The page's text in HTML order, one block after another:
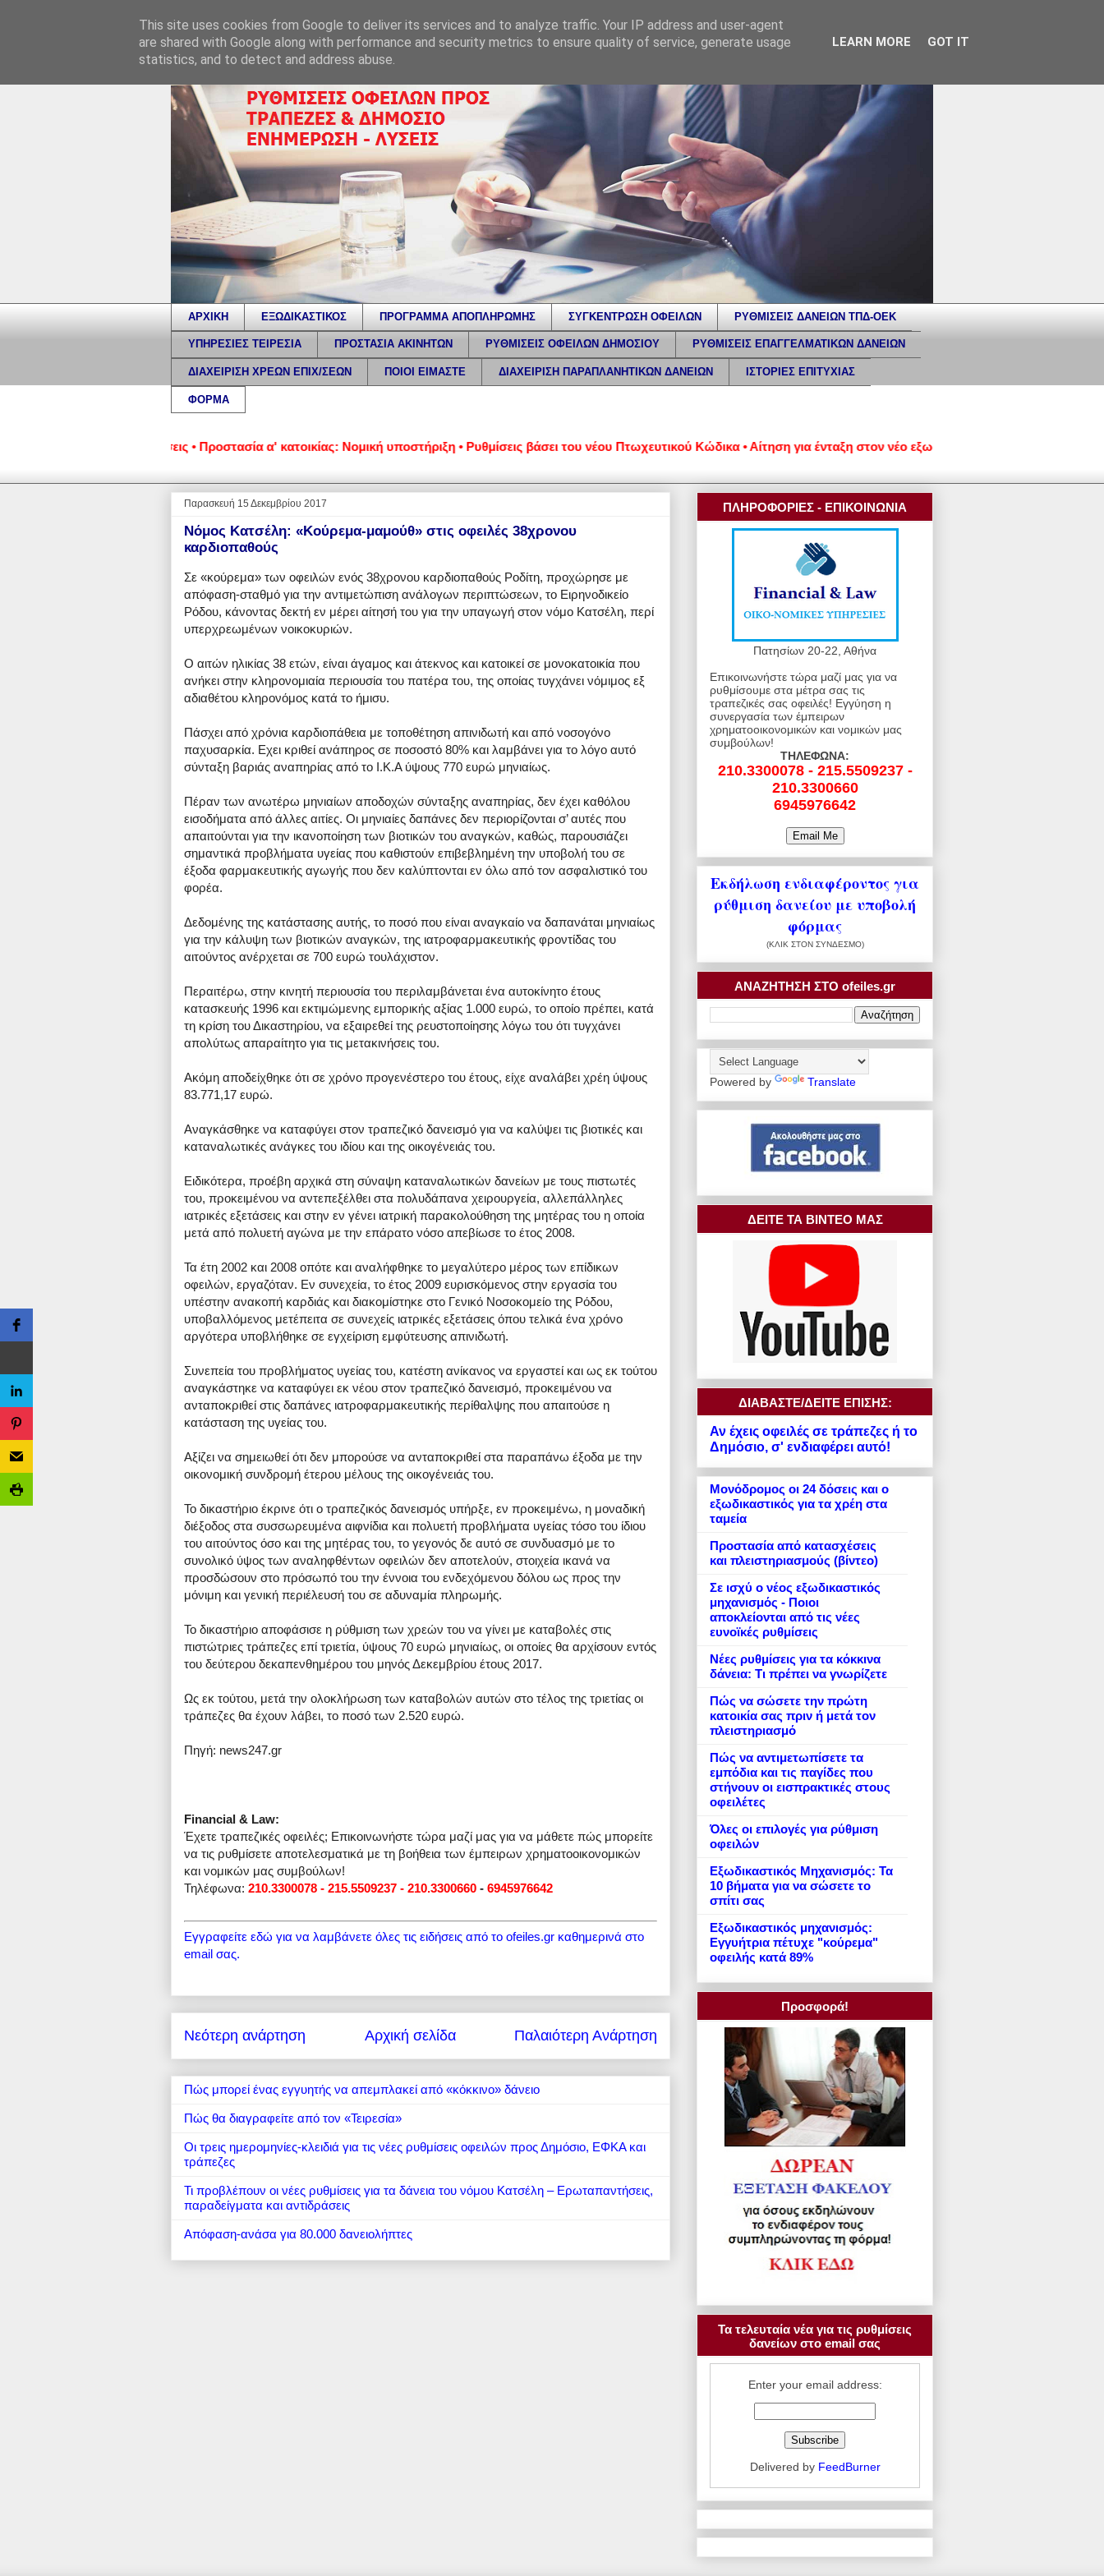
ΑΡΧΙΚΗ ΕΞΩΔΙΚΑΣΤΙΚΟΣ ΠΡΟΓΡΑΜΜΑ ΑΠΟΠΛΗΡΩΜΗΣ ΣΥΓΚΕΝΤΡΩΣΗ ΟΦΕΙΛΩΝ ΡΥΘΜΙΣΕΙΣ ΔΑΝΕΙΩΝ ΤΠΔ-ΟΕΚ
ΥΠΗΡΕΣΙΕΣ ΤΕΙΡΕΣΙΑ ΠΡΟΣΤΑΣΙΑ ΑΚΙΝΗΤΩΝ ΡΥΘΜΙΣΕΙΣ ΟΦΕΙΛΩΝ ΔΗΜΟΣΙΟΥ ΡΥΘΜΙΣΕΙΣ ΕΠΑΓΓΕΛΜΑΤΙΚΩΝ ΔΑΝΕΙΩΝ
ΔΙΑΧΕΙΡΙΣΗ ΧΡΕΩΝ ΕΠΙΧ/ΣΕΩΝ ΠΟΙΟΙ ΕΙΜΑΣΤΕ ΔΙΑΧΕΙΡΙΣΗ ΠΑΡΑΠΛΑΝΗΤΙΚΩΝ ΔΑΝΕΙΩΝ ΙΣΤΟΡΙΕΣ ΕΠΙΤΥΧΙΑΣ
ΦΟΡΜΑ
και επιχειρήσεις • Προστασία α' κατοικίας: Νομική υποστήριξη • Ρυθμίσεις βάσει του νέου Πτωχευτικού Κώδικα • Αίτηση για ένταξη στον νέο εξωδικαστικό μηχανισμό
Παρασκευή 15 Δεκεμβρίου 2017
Νόμος Κατσέλη: «Κούρεμα-μαμούθ» στις οφειλές 38χρονου
καρδιοπαθούς
Σε «κούρεμα» των οφειλών ενός 38χρονου καρδιοπαθούς Ροδίτη, προχώρησε με
απόφαση-σταθμό για την αντιμετώπιση ανάλογων περιπτώσεων, το Ειρηνοδικείο
Ρόδου, κάνοντας δεκτή εν μέρει αίτησή του για την υπαγωγή στον νόμο Κατσέλη, περί
υπερχρεωμένων νοικοκυριών.
Ο αιτών ηλικίας 38 ετών, είναι άγαμος και άτεκνος και κατοικεί σε μονοκατοικία που
ανήκει στην κληρονομιαία περιουσία του πατέρα του, της οποίας τυγχάνει νόμιμος εξ
αδιαθέτου κληρονόμος κατά το ήμισυ.
Πάσχει από χρόνια καρδιοπάθεια με τοποθέτηση απινιδωτή και από νοσογόνο
παχυσαρκία. Εχει κριθεί ανάπηρος σε ποσοστό 80% και λαμβάνει για το λόγο αυτό
σύνταξη βαριάς αναπηρίας από το Ι.Κ.Α ύψους 770 ευρώ μηνιαίως.
Πέραν των ανωτέρω μηνιαίων αποδοχών σύνταξης αναπηρίας, δεν έχει καθόλου
εισοδήματα από άλλες αιτίες. Οι μηνιαίες δαπάνες δεν περιορίζονται σ’ αυτές που
απαιτούνται για την ικανοποίηση των βιοτικών του αναγκών, καθώς, παρουσιάζει
σημαντικά προβλήματα υγείας που καθιστούν επιβεβλημένη την υποβολή του σε
έξοδα φαρμακευτικής αγωγής που δεν καλύπτονται εν όλω από τον ασφαλιστικό του
φορέα.
Δεδομένης της κατάστασης αυτής, το ποσό που είναι αναγκαίο να δαπανάται μηνιαίως
για την κάλυψη των βιοτικών αναγκών, της ιατροφαρμακευτικής φροντίδας του
αιτούντος ανέρχεται σε 700 ευρώ τουλάχιστον.
Περαιτέρω, στην κινητή περιουσία του περιλαμβάνεται ένα αυτοκίνητο έτους
κατασκευής 1996 και εκτιμώμενης εμπορικής αξίας 1.000 ευρώ, το οποίο πρέπει, κατά
τη κρίση του Δικαστηρίου, να εξαιρεθεί της ρευστοποίησης λόγω του ότι τυγχάνει
απολύτως απαραίτητο για τις μετακινήσεις του.
Ακόμη αποδείχθηκε ότι σε χρόνο προγενέστερο του έτους, είχε αναλάβει χρέη ύψους
83.771,17 ευρώ.
Αναγκάσθηκε να καταφύγει στον τραπεζικό δανεισμό για να καλύψει τις βιοτικές και
καταναλωτικές ανάγκες του ιδίου και της οικογένειάς του.
Ειδικότερα, προέβη αρχικά στη σύναψη καταναλωτικών δανείων με τους πιστωτές
του, προκειμένου να αντεπεξέλθει στα πολυδάπανα χειρουργεία, αλλεπάλληλες
ιατρικές εξετάσεις και στην εν γένει ιατρική παρακολούθηση της μητέρας του η οποία
μετά από πολυετή αγώνα με την επάρατο νόσο απεβίωσε το έτος 2008.
Τα έτη 2002 και 2008 οπότε και αναλήφθηκε το μεγαλύτερο μέρος των επίδικων
οφειλών, εργαζόταν. Εν συνεχεία, το έτος 2009 ευρισκόμενος στην εργασία του
υπέστην ανακοπή καρδιάς και διακομίστηκε στο Γενικό Νοσοκομείο της Ρόδου,
υποβαλλόμενος μετέπειτα σε συνεχείς ιατρικές εξετάσεις όπου τελικά ένα χρόνο
αργότερα υποβλήθηκε σε εγχείριση εμφύτευσης απινιδωτή.
Συνεπεία του προβλήματος υγείας του, κατέστη ανίκανος να εργαστεί και ως εκ τούτου
αναγκάστηκε να καταφύγει εκ νέου στον τραπεζικό δανεισμό, προκειμένου να
ανταποκριθεί στις δαπάνες ιατροφαρμακευτικής περίθαλψης που απαιτούσε η
κατάσταση της υγείας του.
Αξίζει να σημειωθεί ότι δεν μπορούσε να ανταποκριθεί στα παραπάνω έξοδα με την
οικονομική συνδρομή έτερου μέλους της οικογένειάς του.
Το δικαστήριο έκρινε ότι ο τραπεζικός δανεισμός υπήρξε, εν προκειμένω, η μοναδική
διέξοδος στα συσσωρευμένα αιφνίδια και πολυετή προβλήματα υγείας τόσο του ίδιου
του αιτούντος όσο και της μητέρας του, το γεγονός δε αυτό σε συνδυασμό με το
συνολικό ύψος των αναληφθέντων οφειλών δεν αποτελούν, στοιχεία ικανά να
προσδώσουν στο πρόσωπό του την έννοια του ενδεχόμενου δόλου ως προς την
μόνιμη και γενική περιέλευσή του σε αδυναμία πληρωμής.
Το δικαστήριο αποφάσισε η ρύθμιση των χρεών του να γίνει με καταβολές στις
πιστώτριες τράπεζες επί τριετία, ύψους 70 ευρώ μηνιαίως, οι οποίες θα αρχίσουν εντός
του δεύτερου δεκαπενθημέρου του μηνός Δεκεμβρίου έτους 2017.
Ως εκ τούτου, μετά την ολοκλήρωση των καταβολών αυτών στο τέλος της τριετίας οι
τράπεζες θα έχουν λάβει, το ποσό των 2.520 ευρώ.
Πηγή: news247.gr
Financial & Law:
Έχετε τραπεζικές οφειλές; Επικοινωνήστε τώρα μαζί μας για να μάθετε πώς μπορείτε
να τις ρυθμίσετε αποτελεσματικά με τη βοήθεια των έμπειρων χρηματοοικονομικών
και νομικών μας συμβούλων!
Τηλέφωνα: 210.3300078 - 215.5509237 - 210.3300660 - 6945976642
Εγγραφείτε εδώ για να λαμβάνετε όλες τις ειδήσεις από το ofeiles.gr καθημερινά στο
email σας.
Νεότερη ανάρτηση Παλαιότερη Ανάρτηση
Αρχική σελίδα
Πώς μπορεί ένας εγγυητής να απεμπλακεί από «κόκκινο» δάνειο
Πώς θα διαγραφείτε από τον «Τειρεσία»
Οι τρεις ημερομηνίες-κλειδιά για τις νέες ρυθμίσεις οφειλών προς Δημόσιο, ΕΦΚΑ και
τράπεζες
Τι προβλέπουν οι νέες ρυθμίσεις για τα δάνεια του νόμου Κατσέλη – Ερωταπαντήσεις,
παραδείγματα και αντιδράσεις
Απόφαση-ανάσα για 80.000 δανειολήπτες
ΠΛΗΡΟΦΟΡΙΕΣ - ΕΠΙΚΟΙΝΩΝΙΑ
Πατησίων 20-22, Αθήνα
Επικοινωνήστε τώρα μαζί μας για να
ρυθμίσουμε στα μέτρα σας τις
τραπεζικές σας οφειλές! Εγγύηση η
συνεργασία των έμπειρων
χρηματοοικονομικών και νομικών μας
συμβούλων!
ΤΗΛΕΦΩΝΑ:
210.3300078 - 215.5509237 -
210.3300660
6945976642
Εκδήλωση ενδιαφέροντος για
ρύθμιση δανείου με υποβολή
φόρμας
(ΚΛΙΚ ΣΤΟΝ ΣΥΝΔΕΣΜΟ)
ΑΝΑΖΗΤΗΣΗ ΣΤΟ ofeiles.gr
Powered by Translate
ΔΕΙΤΕ ΤΑ ΒΙΝΤΕΟ ΜΑΣ
ΔΙΑΒΑΣΤΕ/ΔΕΙΤΕ ΕΠΙΣΗΣ:
Αν έχεις οφειλές σε τράπεζες ή το
Δημόσιο, σ' ενδιαφέρει αυτό!
Μονόδρομος οι 24 δόσεις και ο
εξωδικαστικός για τα χρέη στα
ταμεία
Προστασία από κατασχέσεις
και πλειστηριασμούς (βίντεο)
Σε ισχύ ο νέος εξωδικαστικός
μηχανισμός - Ποιοι
αποκλείονται από τις νέες
ευνοϊκές ρυθμίσεις
Νέες ρυθμίσεις για τα κόκκινα
δάνεια: Τι πρέπει να γνωρίζετε
Πώς να σώσετε την πρώτη
κατοικία σας πριν ή μετά τον
πλειστηριασμό
Πώς να αντιμετωπίσετε τα
εμπόδια και τις παγίδες που
στήνουν οι εισπρακτικές στους
οφειλέτες
Όλες οι επιλογές για ρύθμιση
οφειλών
Εξωδικαστικός Μηχανισμός: Τα
10 βήματα για να σώσετε το
σπίτι σας
Εξωδικαστικός μηχανισμός:
Εγγυήτρια πέτυχε "κούρεμα"
οφειλής κατά 89%
Προσφορά!
Τα τελευταία νέα για τις ρυθμίσεις
δανείων στο email σας
Enter your email address:
Delivered by FeedBurner
This site uses cookies from Google to deliver its services and to analyze traffic. Your IP address and user-agent
are shared with Google along with performance and security metrics to ensure quality of service, generate usage
statistics, and to detect and address abuse.
LEARN MORE GOT IT